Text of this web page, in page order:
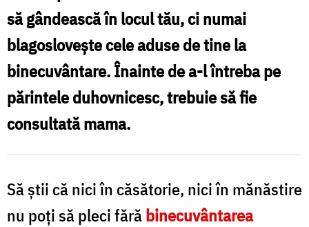
tinerii
care
știu
să
aștepte
/
Foto:
Nechifor
să gândească în locul tău, ci numai
blagoslovește cele aduse de tine la
binecuvântare. Înainte de a-l întreba pe
părintele duhovnicesc, trebuie să fie
consultată mama.
Să ştii că nici în căsătorie, nici în mănăstire
nu poţi să pleci fărăbinecuvântarea